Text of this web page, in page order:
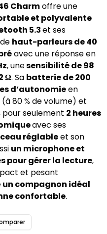
Charmoffre une
et polyvalente
5.3et ses
haut-parleurs de 40
avec une réponse en
, unesensibilité de 98
Ω. Sa batterie de 200
d’autonomieen
80 % de volume) et
pour seulement 2 heures
avec ses
réglableet son
un microphone et
pour gérer la lecture,
et pesant
un compagnon idéal
confortable.